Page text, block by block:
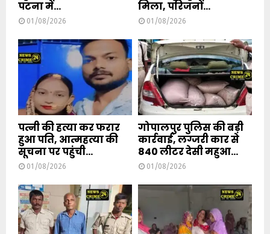
पटना में...
01/08/2026
मिला, परिजनों...
01/08/2026
पत्नी की हत्या कर फरार
हुआ पति, आत्महत्या की
सूचना पर पहुंची...
01/08/2026
गोपालपुर पुलिस की बड़ी
कार्रवाई, लग्जरी कार से
840 लीटर देसी महुआ...
01/08/2026